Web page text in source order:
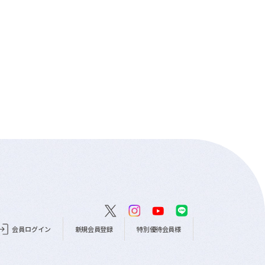
会員ログイン 新規会員登録 特別優待会員様